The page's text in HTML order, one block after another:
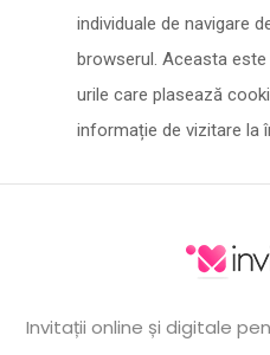
individuale de navigare
browserul. Aceasta
urile care plasează
informație de vizitare la
Invitații online și digitale